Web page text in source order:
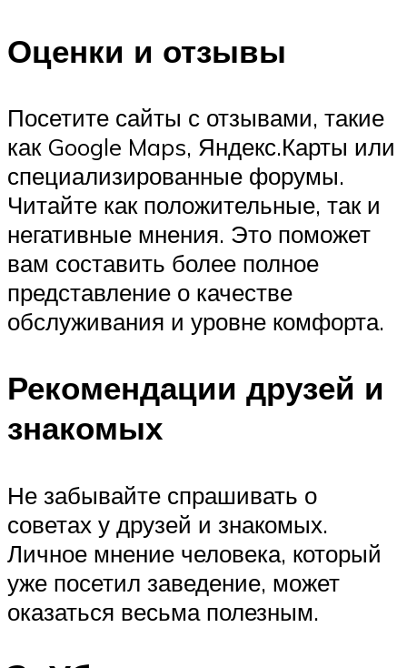
Оценки и отзывы
Посетите сайты с отзывами, такие
как Google Maps, Яндекс.Карты или
специализированные форумы.
Читайте как положительные, так и
негативные мнения. Это поможет
вам составить более полное
представление о качестве
обслуживания и уровне комфорта.
Рекомендации друзей и
знакомых
Не забывайте спрашивать о
советах у друзей и знакомых.
Личное мнение человека, который
уже посетил заведение, может
оказаться весьма полезным.